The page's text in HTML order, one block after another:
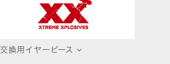
交換用イヤーピース